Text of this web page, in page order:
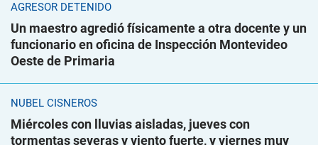
AGRESOR DETENIDO
Un maestro agredió físicamente a otra docente y un
funcionario en oficina de Inspección Montevideo
Oeste de Primaria
NUBEL CISNEROS
Miércoles con lluvias aisladas, jueves con
tormentas severas y viento fuerte, y viernes muy